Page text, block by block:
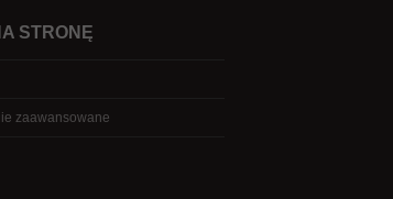
STRONĘ
zaawansowane